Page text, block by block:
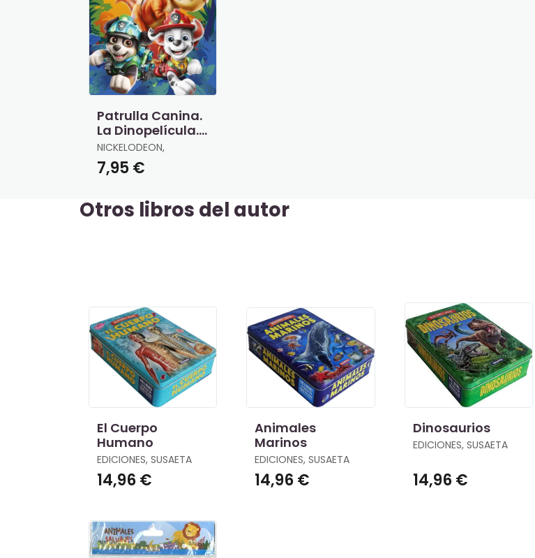
Patrulla Canina.
La Dinopelícula.
Libro de Colorear
NICKELODEON,
7,95 €
Otros libros del autor
El Cuerpo
Humano
EDICIONES, SUSAETA
14,96 €
Animales
Marinos
EDICIONES, SUSAETA
14,96 €
Dinosaurios
EDICIONES, SUSAETA
14,96 €